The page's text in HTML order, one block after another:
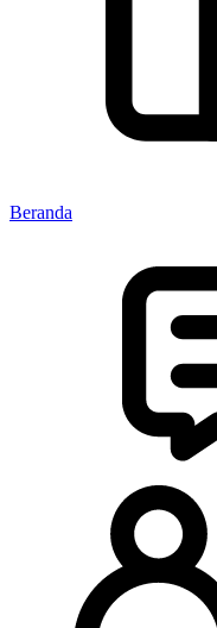
Beranda